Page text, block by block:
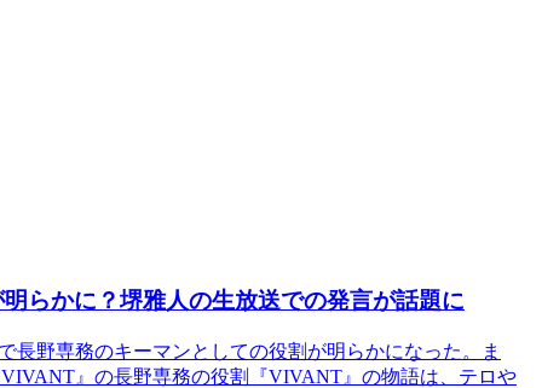
らかに？堺雅人の生放送での発言が話題に
野専務のキーマンとしての役割が明らかになった。ま
』の長野専務の役割『VIVANT』の物語は、テロや